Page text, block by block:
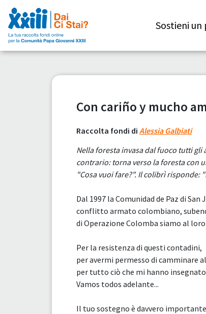
Sostieni
Con cariño y mucho
Raccolta fondi di Alessia Galbiati
Nella foresta invasa dal fuoco tutti
contrario: torna verso la foresta con
"Cosa vuoi fare?". Il colibrì risponde:
Dal 1997 la Comunidad de Paz di
conflitto armato colombiano,
di Operazione Colomba siamo al
Per la resistenza di questi contadini,
per avermi permesso di camminare
per tutto ciò che mi hanno
Vamos todos adelante...
Il tuo sostegno è davvero